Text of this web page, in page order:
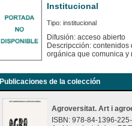
Institucional
Tipo: institucional
Difusión: acceso abierto
Descripcción:
orgánica que comunica y
Publicaciones de la colección
Agroversitat. Art i
ISBN: 978-84-1396-